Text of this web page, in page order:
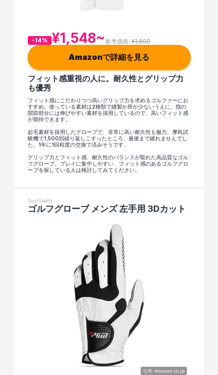
-14% ¥1,548~参考価格: ¥1,800
Amazonで詳細を見る
フィット感重視の人に。耐久性とグリップ力
も優秀
フィット感にこだわりつつ高いグリップ力を求めるゴルファーにお
すすめ。使っている素材は2種類で縫製か所が少ないうえに、指の
関節部分には伸びやすい素材を採用しているので、高いフィット感
が期待できます。
起毛素材を採用したグローブで、非常に高い耐久性も魅力。摩耗試
験機で1,500回繰り返しこすったところ、最後まで破れませんでし
た。1年に1回程度の交換で済みそうです。
グリップ力とフィット感、耐久性のバランスが取れた高品質なゴル
フグローブ。プレイに集中しやすい、フィット感のあるゴルフグロ
ーブを探している人は検討してみてください。
SunGoddy
ゴルフグローブ メンズ 左手用 3Dカット
引用: Amazon.co.jp